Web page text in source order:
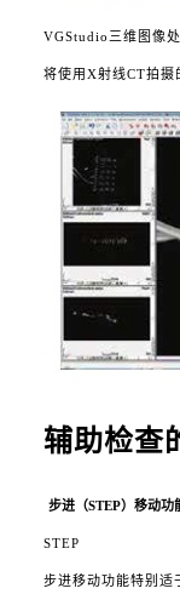
VGStudio 三维图像
将使用X射线CT拍
辅助检查
步进（STEP）移动功
STEP
步进移动功能特别适